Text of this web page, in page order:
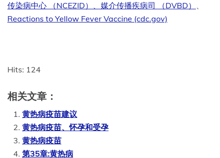
传染病中心 （NCEZID）、 媒介传播疾病司 （DVBD） 、
Reactions to Yellow Fever Vaccine (cdc.gov)
Hits: 124
相关文章：
黄热病疫苗建议
黄热病疫苗、怀孕和受孕
黄热病疫苗
第35章:黄热病